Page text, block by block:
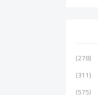
(278)
(311)
(575)